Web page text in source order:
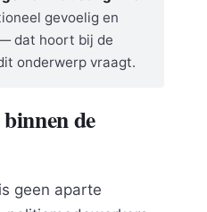
gevoelig en
dat hoort bij de
onderwerp vraagt.
de
geen aparte